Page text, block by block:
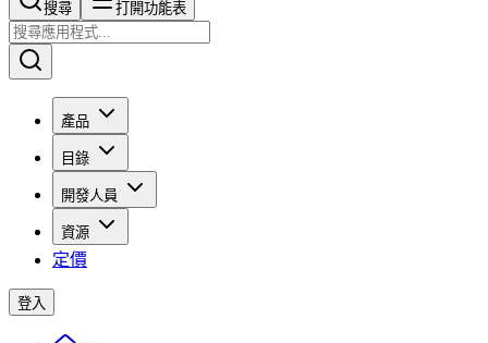
搜尋​​​​ 打開功能表
產品
目錄
開發人員
資源
定價
登入